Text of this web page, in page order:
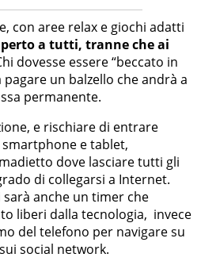
con aree relax e giochi adatti
a tutti, tranne che ai
dovesse essere “beccato in
un balzello che andrà a
permanente.
e rischiare di entrare
e tablet,
dove lasciare tutti gli
di collegarsi a Internet.
anche un timer che
liberi dalla tecnologia, invece
del telefono per navigare su
social network.